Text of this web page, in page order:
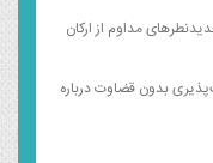
مداوم از ارکان
بدون قضاوت درباره